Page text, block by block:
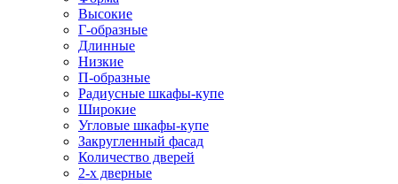
Высокие
Г-образные
Длинные
Низкие
П-образные
Радиусные шкафы-купе
Широкие
Угловые шкафы-купе
Закругленный фасад
Количество дверей
2-х дверные